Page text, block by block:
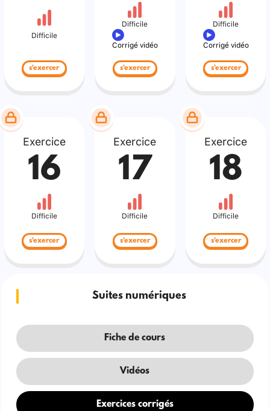
Difficile
s'exercer
Difficile
Corrigé vidéo
s'exercer
Difficile
Corrigé vidéo
s'exercer
Exercice
16
Difficile
s'exercer
Exercice
17
Difficile
s'exercer
Exercice
18
Difficile
s'exercer
Suites numériques
Fiche de cours
Vidéos
Exercices corrigés